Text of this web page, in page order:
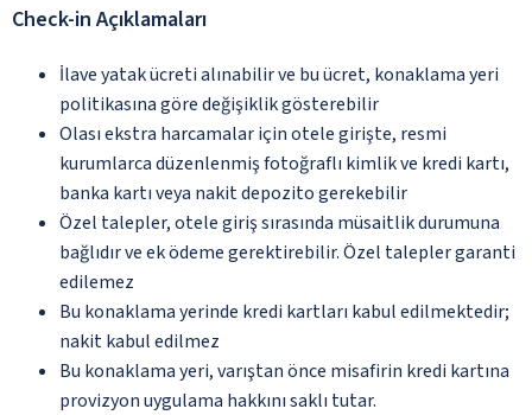
Check-in Açıklamaları
İlave yatak ücreti alınabilir ve bu ücret, konaklama yeri
politikasına göre değişiklik gösterebilir
Olası ekstra harcamalar için otele girişte, resmi
kurumlarca düzenlenmiş fotoğraflı kimlik ve kredi kartı,
banka kartı veya nakit depozito gerekebilir
Özel talepler, otele giriş sırasında müsaitlik durumuna
bağlıdır ve ek ödeme gerektirebilir. Özel talepler garanti
edilemez
Bu konaklama yerinde kredi kartları kabul edilmektedir;
nakit kabul edilmez
Bu konaklama yeri, varıştan önce misafirin kredi kartına
provizyon uygulama hakkını saklı tutar.